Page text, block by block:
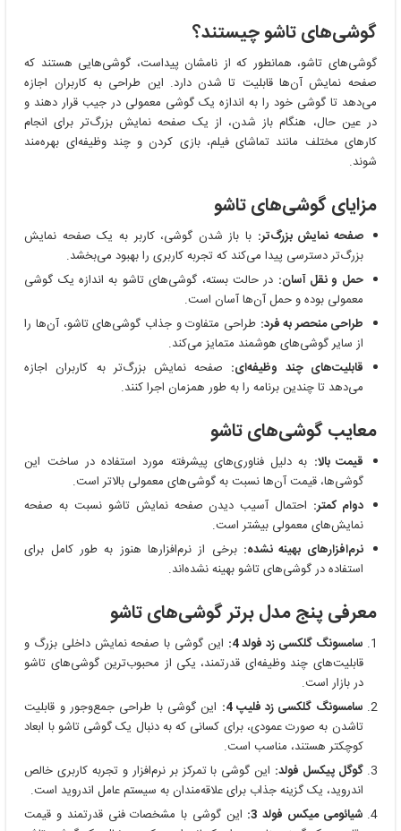
گوشی‌های تاشو چیستند؟
گوشی‌های تاشو، همانطور که از نامشان پیداست، گوشی‌هایی هستند که
صفحه نمایش آن‌ها قابلیت تا شدن دارد. این طراحی به کاربران اجازه
می‌دهد تا گوشی خود را به اندازه یک گوشی معمولی در جیب قرار دهند و
در عین حال، هنگام باز شدن، از یک صفحه نمایش بزرگ‌تر برای انجام
کارهای مختلف مانند تماشای فیلم، بازی کردن و چند وظیفه‌ای بهره‌مند
شوند.
مزایای گوشی‌های تاشو
صفحه نمایش بزرگ‌تر: با باز شدن گوشی، کاربر به یک صفحه نمایش
بزرگ‌تر دسترسی پیدا می‌کند که تجربه کاربری را بهبود می‌بخشد.
حمل و نقل آسان: در حالت بسته، گوشی‌های تاشو به اندازه یک گوشی
معمولی بوده و حمل آن‌ها آسان است.
طراحی منحصر به فرد: طراحی متفاوت و جذاب گوشی‌های تاشو، آن‌ها را
از سایر گوشی‌های هوشمند متمایز می‌کند.
قابلیت‌های چند وظیفه‌ای: صفحه نمایش بزرگ‌تر به کاربران اجازه
می‌دهد تا چندین برنامه را به طور همزمان اجرا کنند.
معایب گوشی‌های تاشو
قیمت بالا: به دلیل فناوری‌های پیشرفته مورد استفاده در ساخت این
گوشی‌ها، قیمت آن‌ها نسبت به گوشی‌های معمولی بالاتر است.
دوام کمتر: احتمال آسیب دیدن صفحه نمایش تاشو نسبت به صفحه
نمایش‌های معمولی بیشتر است.
نرم‌افزارهای بهینه نشده: برخی از نرم‌افزارها هنوز به طور کامل برای
استفاده در گوشی‌های تاشو بهینه نشده‌اند.
معرفی پنج مدل برتر گوشی‌های تاشو
سامسونگ گلکسی زد فولد 4:
این گوشی با صفحه نمایش داخلی بزرگ و
قابلیت‌های چند وظیفه‌ای قدرتمند، یکی از محبوب‌ترین گوشی‌های تاشو
در بازار است.
سامسونگ گلکسی زد فلیپ 4:
این گوشی با طراحی جمع‌وجور و قابلیت
تاشدن به صورت عمودی، برای کسانی که به دنبال یک گوشی تاشو با ابعاد
کوچکتر هستند، مناسب است.
گوگل پیکسل فولد: این گوشی با تمرکز بر نرم‌افزار و تجربه کاربری خالص
اندروید، یک گزینه جذاب برای علاقه‌مندان به سیستم عامل اندروید است.
شیائومی میکس فولد 3:
این گوشی با مشخصات فنی قدرتمند و قیمت